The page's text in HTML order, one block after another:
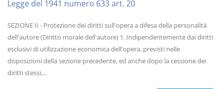
Legge del 1941 numero 633 art. 20
SEZIONE II - Protezione dei diritti sull'opera a difesa della personalità
dell'autore (Diritto morale dell'autore) 1. Indipendentemente dai diritti
esclusivi di utilizzazione economica dell'opera, previsti nelle
disposizioni della sezione precedente, ed anche dopo la cessione dei
diritti stessi,...